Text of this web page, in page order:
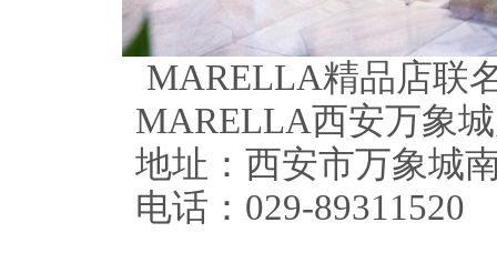
MARELLA精品店联
MARELLA西安万象
地址：西安市万象城南
电话：029-89311520